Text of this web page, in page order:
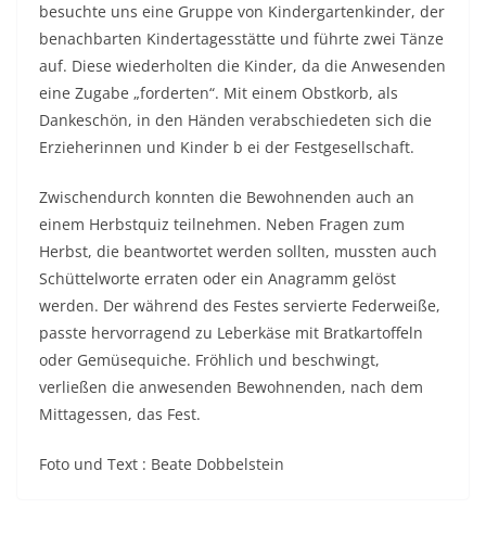
besuchte uns eine Gruppe von Kindergartenkinder, der
benachbarten Kindertagesstätte und führte zwei Tänze
auf. Diese wiederholten die Kinder, da die Anwesenden
eine Zugabe „forderten“. Mit einem Obstkorb, als
Dankeschön, in den Händen verabschiedeten sich die
Erzieherinnen und Kinder b ei der Festgesellschaft.
Zwischendurch konnten die Bewohnenden auch an
einem Herbstquiz teilnehmen. Neben Fragen zum
Herbst, die beantwortet werden sollten, mussten auch
Schüttelworte erraten oder ein Anagramm gelöst
werden. Der während des Festes servierte Federweiße,
passte hervorragend zu Leberkäse mit Bratkartoffeln
oder Gemüsequiche. Fröhlich und beschwingt,
verließen die anwesenden Bewohnenden, nach dem
Mittagessen, das Fest.
Foto und Text : Beate Dobbelstein